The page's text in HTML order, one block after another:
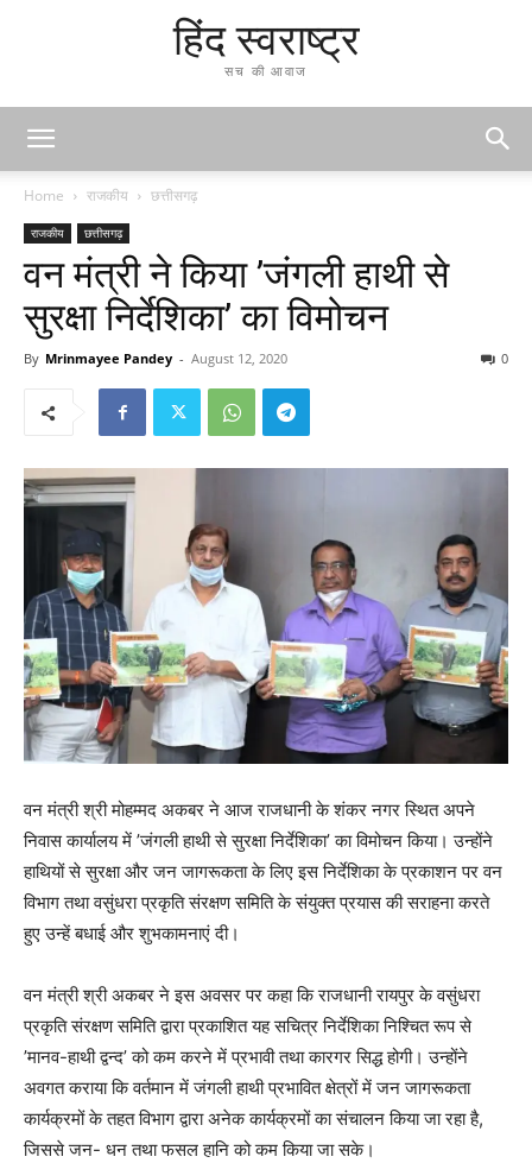
हिंद स्वराष्ट्र
सच की आवाज
Home राजकीय छत्तीसगढ़
राजकीय छत्तीसगढ़
वन मंत्री ने किया ’जंगली हाथी से
सुरक्षा निर्देशिका’ का विमोचन
By Mrinmayee Pandey - August 12, 2020 0
वन मंत्री श्री मोहम्मद अकबर ने आज राजधानी के शंकर नगर स्थित अपने
निवास कार्यालय में ’जंगली हाथी से सुरक्षा निर्देशिका’ का विमोचन किया। उन्होंने
हाथियों से सुरक्षा और जन जागरूकता के लिए इस निर्देशिका के प्रकाशन पर वन
विभाग तथा वसुंधरा प्रकृति संरक्षण समिति के संयुक्त प्रयास की सराहना करते
हुए उन्हें बधाई और शुभकामनाएं दी।
वन मंत्री श्री अकबर ने इस अवसर पर कहा कि राजधानी रायपुर के वसुंधरा
प्रकृति संरक्षण समिति द्वारा प्रकाशित यह सचित्र निर्देशिका निश्चित रूप से
’मानव-हाथी द्वन्द’ को कम करने में प्रभावी तथा कारगर सिद्ध होगी। उन्होंने
अवगत कराया कि वर्तमान में जंगली हाथी प्रभावित क्षेत्रों में जन जागरूकता
कार्यक्रमों के तहत विभाग द्वारा अनेक कार्यक्रमों का संचालन किया जा रहा है,
जिससे जन- धन तथा फसल हानि को कम किया जा सके।